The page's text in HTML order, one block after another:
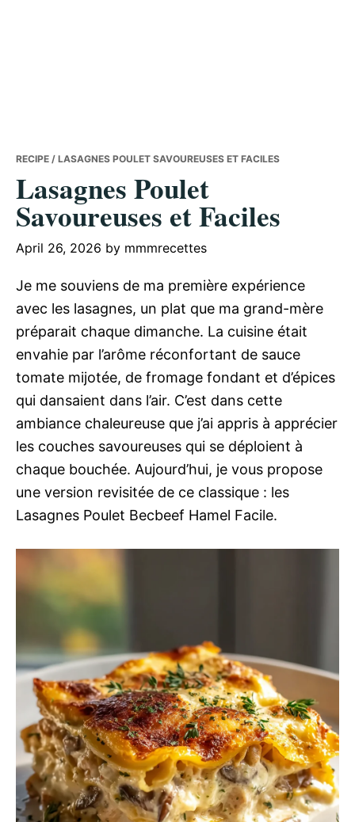
RECIPE / LASAGNES POULET SAVOUREUSES ET FACILES
Lasagnes Poulet
Savoureuses et Faciles
April 26, 2026 by mmmrecettes
Je me souviens de ma première expérience
avec les lasagnes, un plat que ma grand-mère
préparait chaque dimanche. La cuisine était
envahie par l’arôme réconfortant de sauce
tomate mijotée, de fromage fondant et d’épices
qui dansaient dans l’air. C’est dans cette
ambiance chaleureuse que j’ai appris à apprécier
les couches savoureuses qui se déploient à
chaque bouchée. Aujourd’hui, je vous propose
une version revisitée de ce classique : les
Lasagnes Poulet Becbeef Hamel Facile.